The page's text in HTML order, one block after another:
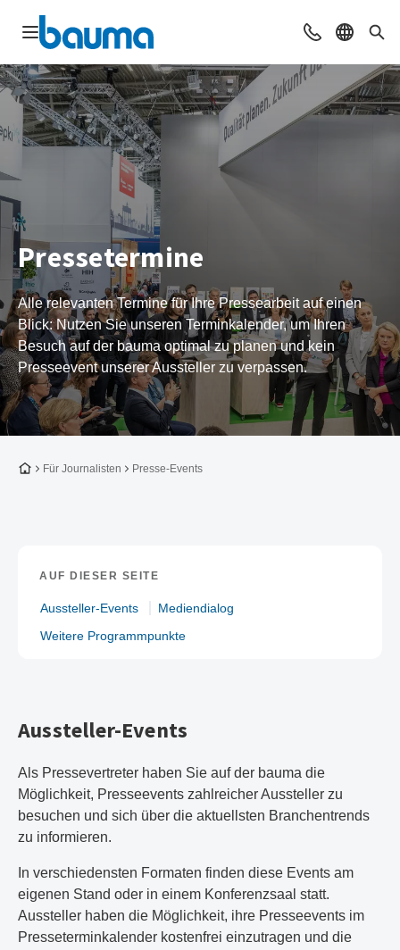
Navigation öffnen Beratung &
Sprache
Pressetermine
Alle relevanten Termine für Ihre Pressearbeit auf einen
Blick: Nutzen Sie unseren Terminkalender, um Ihren
Besuch auf der bauma optimal zu planen und kein
Presseevent unserer Aussteller zu verpassen.
Zur Startseite
Für Journalisten Presse-Events
AUF DIESER SEITE
Aussteller-Events
Mediendialog
Weitere Programmpunkte
Aussteller-Events
Als Pressevertreter haben Sie auf der bauma die
Möglichkeit, Presseevents zahlreicher Aussteller zu
besuchen und sich über die aktuellsten Branchentrends
zu informieren.
In verschiedensten Formaten finden diese Events am
eigenen Stand oder in einem Konferenzsaal statt.
Aussteller haben die Möglichkeit, ihre Presseevents im
Presseterminkalender kostenfrei einzutragen und die